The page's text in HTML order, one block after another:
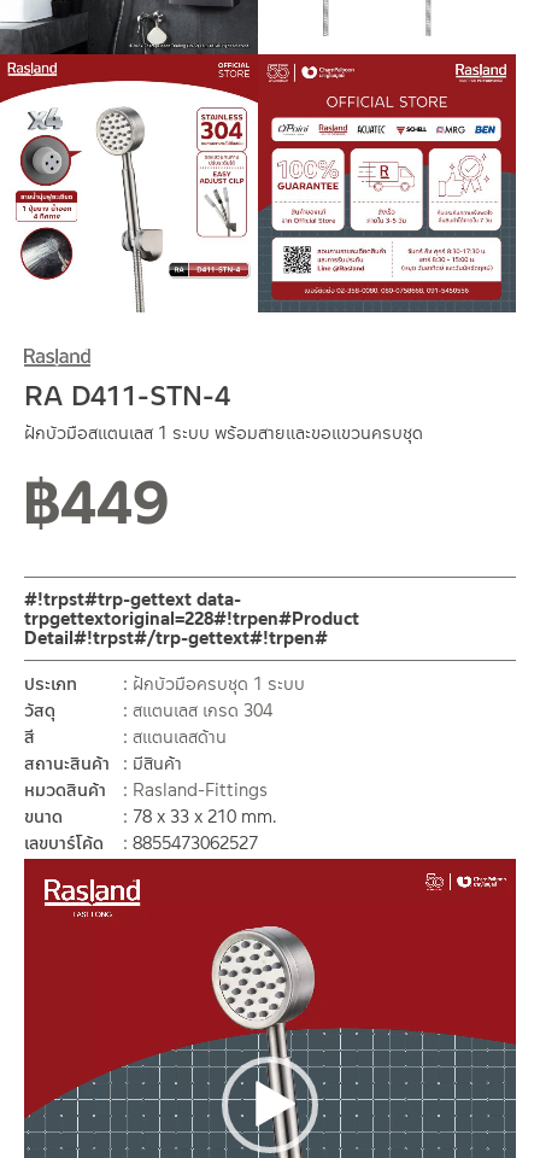
RA D411-STN-4
ฝักบัวมือสแตนเลส 1 ระบบ พร้อมสายและขอแขวนครบชุด
฿449
#!trpst#trp-gettext data-
trpgettextoriginal=228#!trpen#Product
Detail#!trpst#/trp-gettext#!trpen#
ประเภท
ฝักบัวมือครบชุด 1 ระบบ
วัสดุ
สแตนเลส เกรด 304
สี
สแตนเลสด้าน
สถานะสินค้า
มีสินค้า
หมวดสินค้า
Rasland-Fittings
ขนาด
78 x 33 x 210 mm.
เลขบาร์โค้ด
8855473062527
Player